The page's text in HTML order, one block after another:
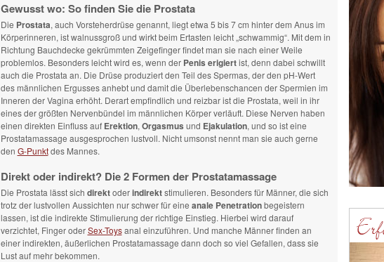
Gewusst wo: So finden Sie die Prostata
Die Prostata, auch Vorsteherdrüse genannt, liegt etwa 5 bis 7 cm hinter dem Anus im
Körperinneren, ist walnussgroß und wirkt beim Ertasten leicht „schwammig“. Mit dem in
Richtung Bauchdecke gekrümmten Zeigefinger findet man sie nach einer Weile
problemlos. Besonders leicht wird es, wenn der Penis erigiertist, denn dabei schwillt
auch die Prostata an. Die Drüse produziert den Teil des Spermas, der den pH-Wert
des männlichen Ergusses anhebt und damit die Überlebenschancen der Spermien im
Inneren der Vagina erhöht. Derart empfindlich und reizbar ist die Prostata, weil in ihr
eines der größten Nervenbündel im männlichen Körper verläuft. Diese Nerven haben
einen direkten Einfluss auf Erektion, Orgasmus und Ejakulation, und so ist eine
Prostatamassage ausgesprochen lustvoll. Nicht umsonst nennt man sie auch gerne
den G-Punktdes Mannes.
Direkt oder indirekt? Die 2 Formen der Prostatamassage
Die Prostata lässt sich direktoderindirektstimulieren. Besonders für Männer, die sich
trotz der lustvollen Aussichten nur schwer für eine anale Penetrationbegeistern
lassen, ist die indirekte Stimulierung der richtige Einstieg. Hierbei wird darauf
verzichtet, Finger oderSex-Toysanal einzuführen. Und manche Männer finden an
einer indirekten, äußerlichen Prostatamassage dann doch so viel Gefallen, dass sie
Lust auf mehr bekommen.